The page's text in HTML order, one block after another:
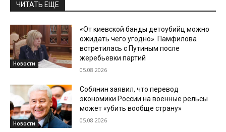
ЧИТАТЬ ЕЩЕ
Новости
«От киевской банды детоубийц можно
ожидать чего угодно». Памфилова
встретилась с Путиным после
жеребьевки партий
05.08.2026
Новости
Собянин заявил, что перевод
экономики России на военные рельсы
может «убить вообще страну»
05.08.2026